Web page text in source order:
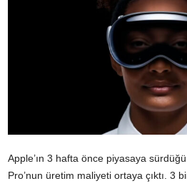
Apple’ın 3 hafta önce piyasaya
Pro’nun üretim maliyeti ortaya çıktı. 3